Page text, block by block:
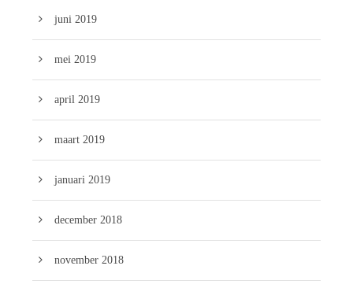
juni 2019
mei 2019
april 2019
maart 2019
januari 2019
december 2018
november 2018